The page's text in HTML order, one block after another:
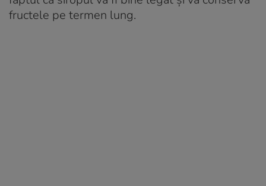
fructele pe termen lung.